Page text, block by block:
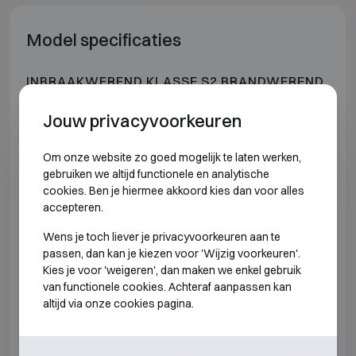
Model specificaties
INBRAAKWEREND KLASSE S2 BRANDWEREND
CHUBBSAFES HOMESAFE M10 KL
CHUBBSAFES HOMESAFE M10 EL
CHUBBSAFES HOMESAFE M20 KL H300
CHUBBSAFES HOMESAFE M20 EL
Jouw privacyvoorkeuren
Om onze website zo goed mogelijk te laten werken,
gebruiken we altijd functionele en analytische
cookies. Ben je hiermee akkoord kies dan voor alles
accepteren.
Wens je toch liever je privacyvoorkeuren aan te
passen, dan kan je kiezen voor 'Wijzig voorkeuren'.
Kies je voor 'weigeren', dan maken we enkel gebruik
van functionele cookies. Achteraf aanpassen kan
altijd via onze cookies pagina.